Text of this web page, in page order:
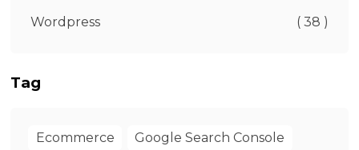
Wordpress ( 38 )
Tag
Ecommerce Google Search Console